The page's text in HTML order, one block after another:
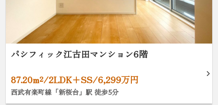
パシフィック江古田マンション6階
87.20m²/2LDK+SS/6,299万円
西武有楽町線「新桜台」駅 徒歩5分